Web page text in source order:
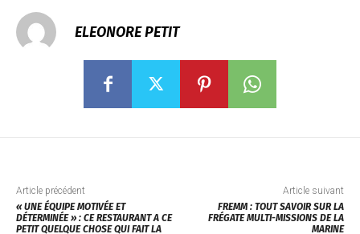
ELEONORE PETIT
Article précédent
« UNE ÉQUIPE MOTIVÉE ET
DÉTERMINÉE » : CE RESTAURANT A CE
PETIT QUELQUE CHOSE QUI FAIT LA
Article suivant
FREMM : TOUT SAVOIR SUR LA
FRÉGATE MULTI-MISSIONS DE LA
MARINE